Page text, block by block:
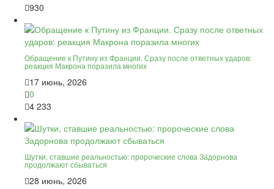
930
Обращение к Путину из Франции. Сразу после ответных ударов:
реакция Макрона поразила многих
17 июнь, 2026
0
4 233
Шутки, ставшие реальностью: пророческие слова Задорнова
продолжают сбываться
28 июнь, 2026